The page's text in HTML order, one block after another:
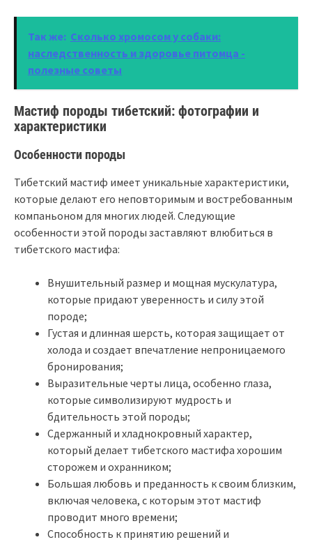
Так же: Сколько хромосом у собаки:
наследственность и здоровье питомца -
полезные советы
Мастиф породы тибетский: фотографии и
характеристики
Особенности породы
Тибетский мастиф имеет уникальные характеристики,
которые делают его неповторимым и востребованным
компаньоном для многих людей. Следующие
особенности этой породы заставляют влюбиться в
тибетского мастифа:
Внушительный размер и мощная мускулатура,
которые придают уверенность и силу этой
породе;
Густая и длинная шерсть, которая защищает от
холода и создает впечатление непроницаемого
бронирования;
Выразительные черты лица, особенно глаза,
которые символизируют мудрость и
бдительность этой породы;
Сдержанный и хладнокровный характер,
который делает тибетского мастифа хорошим
сторожем и охранником;
Большая любовь и преданность к своим близким,
включая человека, с которым этот мастиф
проводит много времени;
Способность к принятию решений и